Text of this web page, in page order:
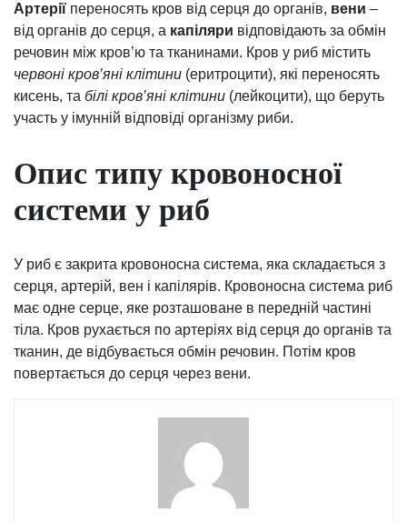
Артерії переносять кров від серця до органів, вени –
від органів до серця, а капіляри відповідають за обмін
речовин між кров’ю та тканинами. Кров у риб містить
червоні кров’яні клітини (еритроцити), які переносять
кисень, та білі кров’яні клітини (лейкоцити), що беруть
участь у імунній відповіді організму риби.
Опис типу кровоносної
системи у риб
У риб є закрита кровоносна система, яка складається з
серця, артерій, вен і капілярів. Кровоносна система риб
має одне серце, яке розташоване в передній частині
тіла. Кров рухається по артеріях від серця до органів та
тканин, де відбувається обмін речовин. Потім кров
повертається до серця через вени.